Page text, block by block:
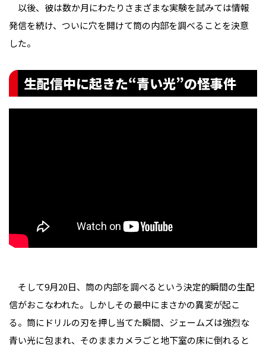
以後、彼は数か月にわたりさまざまな実験を試みては情報
発信を続け、ついに穴を開けて筒の内部を調べることを決意
した。
生配信中に起きた“青い光”の怪事件
そして9月20日、筒の内部を調べるという決定的瞬間の生配
信がおこなわれた。しかしその最中にまさかの異変が起こ
る。筒にドリルの刃を押し当てた瞬間、ジェームズは強烈な
青い光に包まれ、そのままカメラごと地下室の床に倒れると